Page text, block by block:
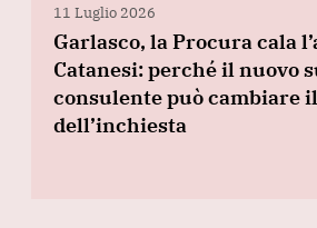
11 Luglio 2026
Garlasco, la Procura cala
Catanesi: perché il nuovo
consulente può cambiare
dell’inchiesta